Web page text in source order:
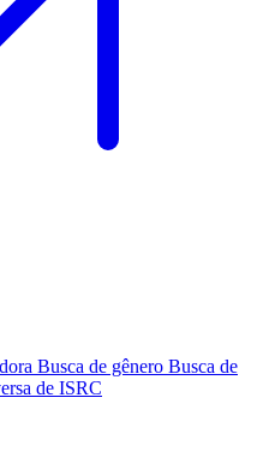
Busca de gênero Busca de
de ISRC